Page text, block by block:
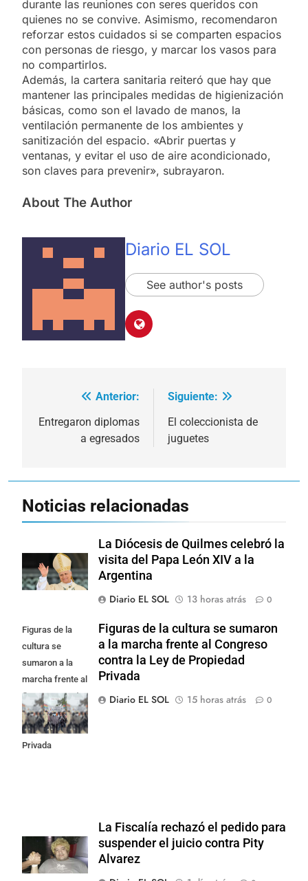
durante las reuniones con seres queridos con
quienes no se convive. Asimismo, recomendaron
reforzar estos cuidados si se comparten espacios
con personas de riesgo, y marcar los vasos para
no compartirlos.
Además, la cartera sanitaria reiteró que hay que
mantener las principales medidas de higienización
básicas, como son el lavado de manos, la
ventilación permanente de los ambientes y
sanitización del espacio. «Abrir puertas y
ventanas, y evitar el uso de aire acondicionado,
son claves para prevenir», subrayaron.
About The Author
Diario EL SOL
See author's posts
Navegación
de
entradas
Anterior:
Entregaron diplomas
a egresados
Siguiente:
El coleccionista de
juguetes
Noticias relacionadas
La Diócesis de Quilmes celebró la
visita del Papa León XIV a la
Argentina
Diario EL SOL
13 horas atrás 0
Figuras de la
cultura se
sumaron a la
marcha frente al
Congreso contra
la Ley de
Propiedad
Privada
Figuras de la cultura se sumaron
a la marcha frente al Congreso
contra la Ley de Propiedad
Privada
Diario EL SOL
15 horas atrás 0
La Fiscalía rechazó el pedido para
suspender el juicio contra Pity
Alvarez